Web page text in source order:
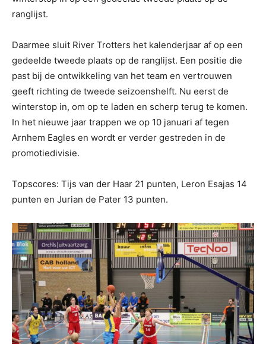
ranglijst.
Daarmee sluit River Trotters het kalenderjaar af op een
gedeelde tweede plaats op de ranglijst. Een positie die
past bij de ontwikkeling van het team en vertrouwen
geeft richting de tweede seizoenshelft. Nu eerst de
winterstop in, om op te laden en scherp terug te komen.
In het nieuwe jaar trappen we op 10 januari af tegen
Arnhem Eagles en wordt er verder gestreden in de
promotiedivisie.
Topscores: Tijs van der Haar 21 punten, Leron Esajas 14
punten en Jurian de Pater 13 punten.